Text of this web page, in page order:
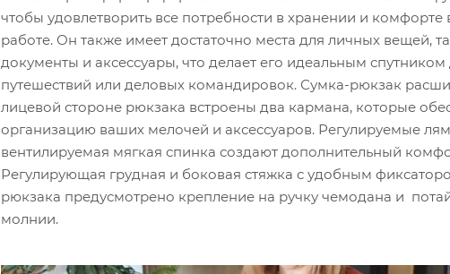
чтобы удовлетворить все потребности в хранении и комфорте
работе. Он также имеет достаточно места для личных вещей,
документы и аксессуары, что делает его идеальным
путешествий или деловых командировок. Сумка-рюкзак
лицевой стороне рюкзака встроены два кармана, которые
организацию ваших мелочей и аксессуаров. Регулируемые
вентилируемая мягкая спинка создают дополнительный
Регулирующая грудная и боковая стяжка с удобным
рюкзака предусмотрено крепление на ручку чемодана и
молнии.